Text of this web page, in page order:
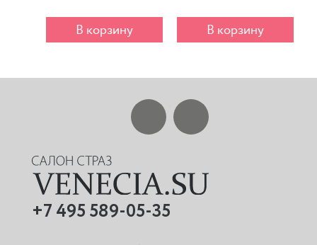
В корзину В корзину
+7 495 589-05-35